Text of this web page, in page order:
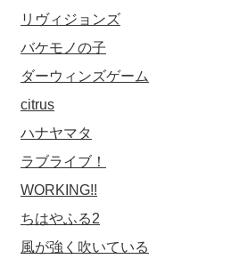
リヴィジョンズ
バケモノの子
ダーウィンズゲーム
citrus
ハナヤマタ
ラブライブ！
WORKING!!
ちはやふる2
風が強く吹いている